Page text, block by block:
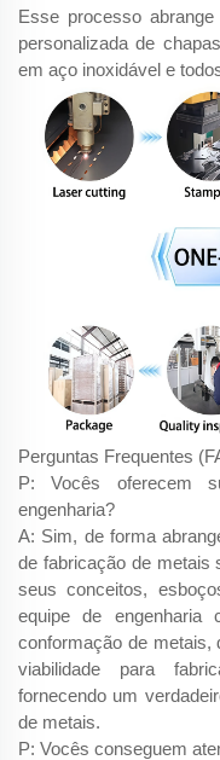
Esse processo
personalizada de
em aço inoxidável e
Perguntas Frequentes
P: Vocês oferecem
engenharia?
A: Sim, de forma
de fabricação de metais
seus conceitos,
equipe de engenharia
conformação de metais,
viabilidade para
fornecendo um
de metais.
P: Vocês conseguem